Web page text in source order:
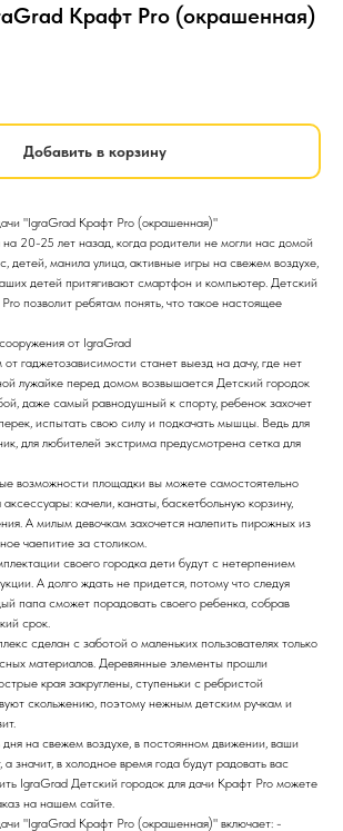
Крафт Pro (окрашенная)
Добавить в корзину
"IgraGrad Крафт Pro (окрашенная)"
20-25 лет назад, когда родители не могли нас домой
детей, манила улица, активные игры на свежем воздухе,
детей притягивают смартфон и компьютер. Детский
позволит ребятам понять, что такое настоящее
от IgraGrad
гаджетозависимости станет выезд на дачу, где нет
лужайке перед домом возвышается Детский городок
даже самый равнодушный к спорту, ребенок захочет
испытать свою силу и подкачать мышцы. Ведь для
для любителей экстрима предусмотрена сетка для
возможности площадки вы можете самостоятельно
качели, канаты, баскетбольную корзину,
А милым девочкам захочется налепить пирожных из
чаепитие за столиком.
своего городка дети будут с нетерпением
А долго ждать не придется, потому что следуя
папа сможет порадовать своего ребенка, собрав
срок.
сделан с заботой о маленьких пользователях только
материалов. Деревянные элементы прошли
края закруглены, ступеньки с ребристой
скольжению, поэтому нежным детским ручкам и
на свежем воздухе, в постоянном движении, ваши
значит, в холодное время года будут радовать вас
IgraGrad Детский городок для дачи Крафт Pro можете
на нашем сайте.
"IgraGrad Крафт Pro (окрашенная)" включает: -